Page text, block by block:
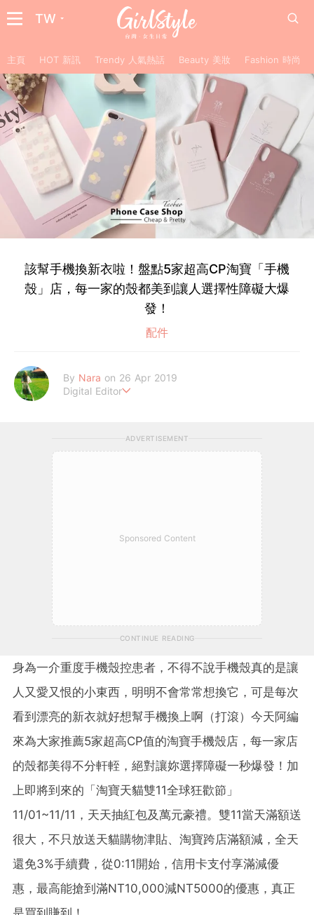
TW
主頁 HOT 新訊 Trendy 人氣熱話 Beauty 美妝 Fashion 時尚
該幫手機換新衣啦！盤點5家超高CP淘寶「手機
殼」店，每一家的殼都美到讓人選擇性障礙大爆
發！
配件
By Nara on 26 Apr 2019
Digital Editor
ADVERTISEMENT
Sponsored Content
CONTINUE READING
身為一介重度手機殼控患者，不得不說手機殼真的是讓
人又愛又恨的小東西，明明不會常常想換它，可是每次
看到漂亮的新衣就好想幫手機換上啊（打滾）今天阿編
來為大家推薦5家超高CP值的淘寶手機殼店，每一家店
的殼都美得不分軒輊，絕對讓妳選擇障礙一秒爆發！加
上即將到來的「淘寶天貓雙11全球狂歡節」
11/01~11/11，天天抽紅包及萬元豪禮。雙11當天滿額送
很大，不只放送天貓購物津貼、淘寶跨店滿額減，全天
還免3%手續費，從0:11開始，信用卡支付享滿減優
惠，最高能搶到滿NT10,000減NT5000的優惠，真正